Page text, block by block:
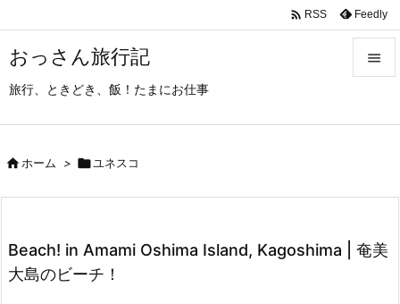
おっさん旅行記
旅行、ときどき、飯！たまにお仕事

次へ
 RSS Feedly
ホーム > ユネスコ
Beach! in Amami Oshima Island, Kagoshima | 奄美
大島のビーチ！